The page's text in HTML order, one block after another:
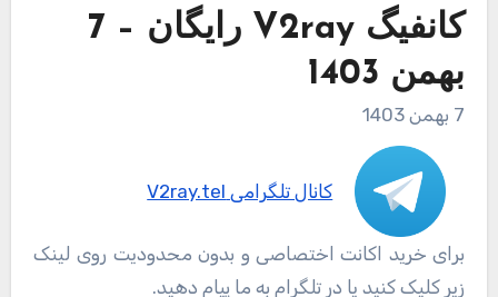
کانفیگ V2ray رایگان – 7
بهمن 1403
7 بهمن 1403
کانال تلگرامی V2ray.tel
برای خرید اکانت اختصاصی و بدون محدودیت روی لینک
زیر کلیک کنید یا در تلگرام به ما پیام دهید.